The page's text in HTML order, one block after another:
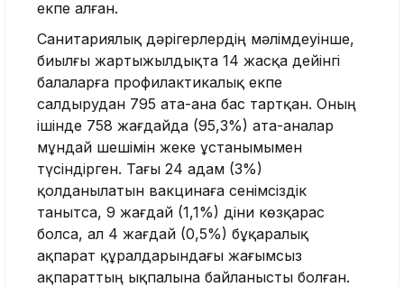
екпе алған.
Санитариялық дәрігерлердің мәлімдеуінше,
биылғы жартыжылдықта 14 жасқа дейінгі
балаларға профилактикалық екпе
салдырудан 795 ата-ана бас тартқан. Оның
ішінде 758 жағдайда (95,3%) ата-аналар
мұндай шешімін жеке ұстанымымен
түсіндірген. Тағы 24 адам (3%)
қолданылатын вакцинаға сенімсіздік
танытса, 9 жағдай (1,1%) діни көзқарас
болса, ал 4 жағдай (0,5%) бұқаралық
ақпарат құралдарындағы жағымсыз
ақпараттың ықпалына байланысты болған.